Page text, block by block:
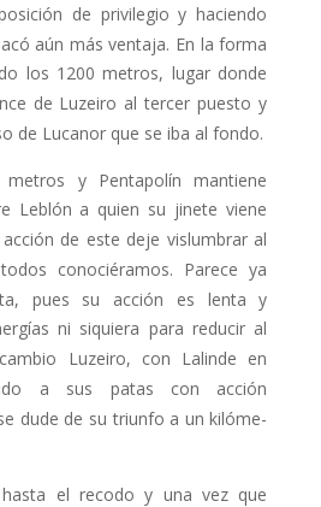
de privilegio y haciendo
aún más ventaja. En la forma
los 1200 metros, lugar donde
de Luzeiro al tercer puesto y
de Lucanor que se iba al fondo.
y Pentapolín mantiene
Leblón a quien su jinete viene
de este deje vislumbrar al
conociéra­mos. Parece ya
pues su acción es lenta y
ni siquiera para reducir al
Luzeiro, con Lalinde en
a sus patas con acción
dude de su triunfo a un kilóme­
hasta el recodo y una vez que